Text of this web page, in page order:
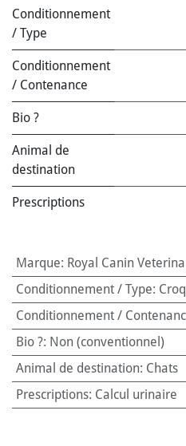
Conditionnement
/ Type
Conditionnement
/ Contenance
Bio ?
Animal de
destination
Prescriptions
Marque: Royal Canin
Conditionnement / Type:
Conditionnement /
Bio ?: Non (conventionnel)
Animal de destination: Chats
Prescriptions: Calcul urinaire